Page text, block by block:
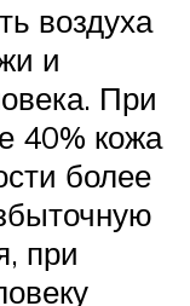
воздуха
и
При
40% кожа
более
при